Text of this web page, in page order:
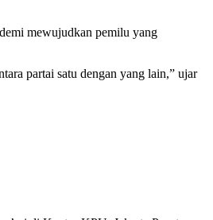
mewujudkan pemilu yang
partai satu dengan yang lain,” ujar